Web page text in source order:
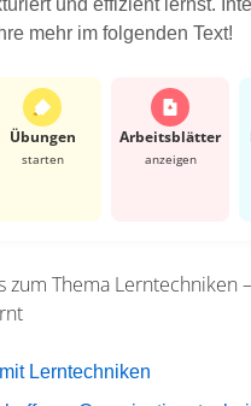
mehr im folgenden Text!
Übungen
starten
Arbeits­blätter
anzeigen
zum Thema Lerntechniken
Lerntechniken